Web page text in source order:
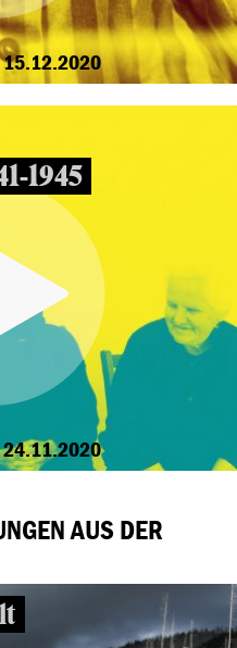
15.12.2020
1945
24.11.2020
AUS DER